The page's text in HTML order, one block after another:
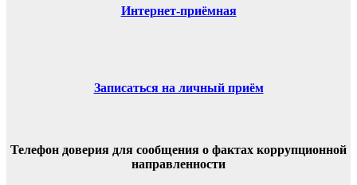
Интернет-приёмная
Записаться на личный приём
Телефон доверия для сообщения о фактах коррупционной
направленности